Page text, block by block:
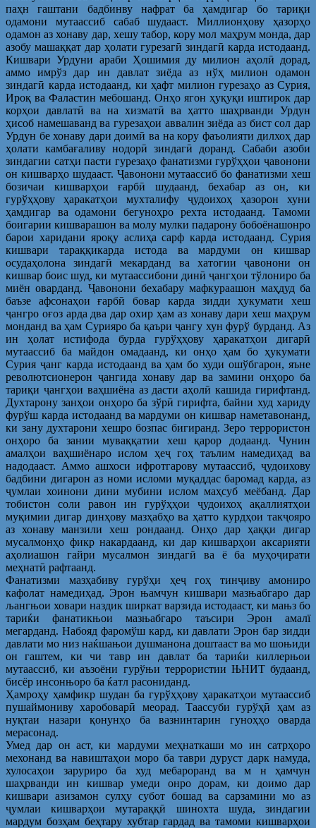
паҳн гаштани бадбинву нафрат ба ҳамдигар бо тариқи
одамони мутаассиб сабаб шудааст. Миллионҳову ҳазорҳо
одамон аз хонаву дар, хешу табор, кору мол маҳрум монда, дар
азобу машаққат дар ҳолати гурезагӣ зиндагӣ карда истодаанд.
Кишвари Урдуни араби Ҳошимия ду милион аҳолӣ дорад,
аммо имрўз дар ин давлат зиёда аз нўҳ милион одамон
зиндагӣ карда истодаанд, ки ҳафт милион гурезаҳо аз Сурия,
Ироқ ва Фаластин мебошанд. Онҳо ягон ҳуқуқи иштирок дар
корҳои давлатӣ ва на хизматӣ ва ҳатто шаҳрванди Урдун
ҳисоб намешаванд ва гурезаҳои аввалин зиёда аз бист сол дар
Урдун бе хонаву дари доимӣ ва на кору фаъолияти дилхоҳ дар
ҳолати камбағаливу нодорӣ зиндагӣ доранд. Сабаби азоби
зиндагии сатҳи пасти гурезаҳо фанатизми гурўҳҳои ҷавонони
он кишварҳо шудааст. Ҷавонони мутаассиб бо фанатизми хеш
бозичаи кишварҳои ғарбӣ шудаанд, бехабар аз он, ки
гурўҳҳову ҳаракатҳои мухталифу ҷудоихоҳ ҳазорон хуни
ҳамдигар ва одамони бегуноҳро рехта истодаанд. Тамоми
боигарии кишварашон ва молу мулки падарону бобоёнашонро
барои харидани яроқу аслиҳа сарф карда истодаанд. Сурия
кишвари тараққикарда истода ва мардуми он кишвар
осудаҳолона зиндагӣ мекарданд ва хатогии ҷавонони он
кишвар боис шуд, ки мутаассибони динӣ ҷангҳои тўлониро ба
миён оварданд. Ҷавонони бехабару мафкураашон маҳдуд ба
баъзе афсонаҳои ғарбӣ бовар карда зидди ҳукумати хеш
ҷангро оғоз арда два дар охир ҳам аз хонаву дари хеш маҳрум
монданд ва ҳам Сурияро ба қаъри ҷангу хун фурў бурданд. Аз
ин ҳолат истифода бурда гурўҳҳову ҳаракатҳои дигарӣ
мутаассиб ба майдон омадаанд, ки онҳо ҳам бо ҳукумати
Сурия ҷанг карда истодаанд ва ҳам бо худи ошўбгарон, яъне
револютсионерон ҷангида хонаву дар ва замини онҳоро ба
тариқи ҷангҳои ваҳшиёна аз дасти аҳолӣ кашида гирифтанд.
Духтарону занҳои онҳоро ба зўрӣ гирифта, байни худ хариду
фурўш карда истодаанд ва мардуми он кишвар наметавонанд,
ки зану духтарони хешро бозпас бигиранд. Зеро террористон
онҳоро ба зании муваққатии хеш қарор додаанд. Чунин
амалҳои ваҳшиёнаро ислом ҳеҷ гоҳ таълим намедиҳад ва
надодааст. Аммо ашхоси ифротгарову мутаассиб, ҷудоихову
бадбини дигарон аз номи исломи муқаддас баромад карда, аз
ҷумлаи хоинони дини мубини ислом маҳсуб меёбанд. Дар
тобистон соли равон ин гурўҳҳои ҷудоихоҳ ақаллиятҳои
муқимии дигар динҳову мазҳабҳо ва ҳатто курдҳои такҷояро
аз хонаву манзили хеш рондаанд. Онҳо дар ҳаққи дигар
мусалмонҳо фикр накардаанд, ки дар кишварҳои аксарияти
аҳолиашон гайри мусалмон зиндагӣ ва ё ба муҳоҷирати
меҳнатӣ рафтаанд.
Фанатизми мазҳабиву гурўҳи ҳеҷ гоҳ тинҷиву амониро
кафолат намедиҳад. Эрон њамчун кишвари мазњабгаро дар
љангњои ховари наздик ширкат варзида истодааст, ки мањз бо
тариќи фанатикњои мазњабгаро таъсири Эрон амалї
мегарданд. Набояд фаромўш кард, ки давлати Эрон бар зидди
давлати мо низ наќшањои душманона доштааст ва мо шоњиди
он гаштем, ки чи тавр ин давлат ба тариќи киллерњои
мутаассиб, ки аъзоёни гурўњи террористии ЊНИТ будаанд,
бисёр инсонњоро ба ќатл расониданд.
Ҳамроҳу ҳамфикр шудан ба гурўҳҳову ҳаракатҳои мутаассиб
пушаймониву харобоварӣ меорад. Таассуби гурўҳӣ ҳам аз
нуқтаи назари қонунҳо ба вазнинтарин гуноҳҳо оварда
мерасонад.
Умед дар он аст, ки мардуми меҳнаткаши мо ин сатрҳоро
мехонанд ва навиштаҳои моро ба таври дуруст дарк намуда,
хулосаҳои заруриро ба худ мебароранд ва м н ҳамчун
шаҳрванди ин кишвар умеди онро дорам, ки доимо дар
кишвари азизамон сулҳу субот бошад ва сарзамини мо аз
ҷумлаи кишварҳои мутараққӣ шинохта шуда, зиндагии
мардум бозҳам беҳтару хубтар гардад ва тамоми кишварҳои